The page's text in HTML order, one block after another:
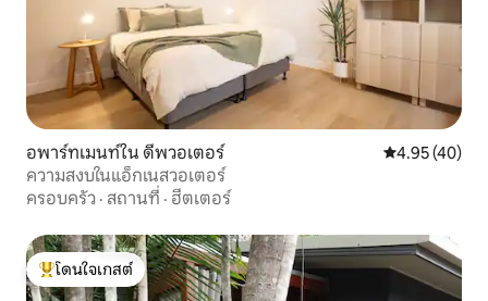
อพาร์ทเมนท์ใน ดีพวอเตอร์ คะแนนเฉลี่ย
4.95 (40)
ความสงบในแอ็กเนสวอเตอร์
ครอบครัว · สถานที่ · ฮีตเตอร์
โดนใจเกสต์ที่สุด
โดนใจเกสต์